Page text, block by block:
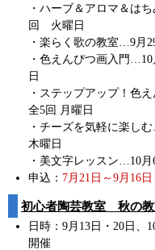
・ハーブ＆アロマ＆は
回 火曜日
・楽らく歌の教室…9
・色えんぴつ画入門
日
・ステップアップ！色
全5回 月曜日
・チーズを気軽に楽
木曜日
・美文字レッスン…10
申込： 7月21日～9月16日
初心者陶芸教室 秋の
日時：9月13日・20日
開催